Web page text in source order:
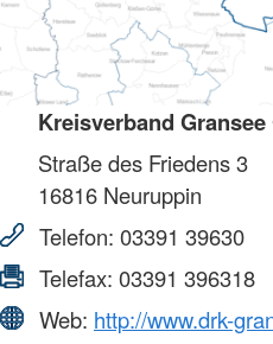
Kreisverband
Straße des Friedens 3
16816 Neuruppin
Telefon: 03391 39630
Telefax: 03391 396318
Web: http://www.drk-